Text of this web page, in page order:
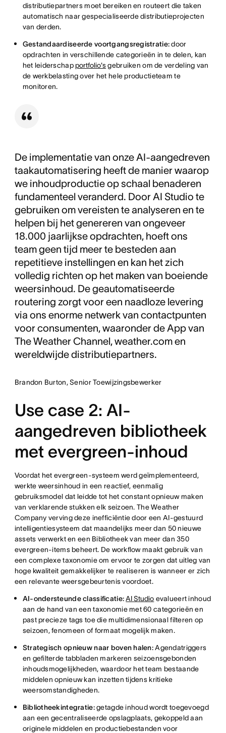
distributiepartners moet bereiken en routeert die taken
automatisch naar gespecialiseerde distributieprojecten
van derden.
Gestandaardiseerde voortgangsregistratie:door
opdrachten in verschillende categorieën in te delen, kan
het leiderschapportfolio'sgebruiken om de verdeling van
de werkbelasting over het hele productieteam te
monitoren.
De implementatie van onze AI-aangedreven
taakautomatisering heeft de manier waarop
we inhoudproductie op schaal benaderen
fundamenteel veranderd. Door AI Studio te
gebruiken om vereisten te analyseren en te
helpen bij het genereren van ongeveer
18.000 jaarlijkse opdrachten, hoeft ons
team geen tijd meer te besteden aan
repetitieve instellingen en kan het zich
volledig richten op het maken van boeiende
weersinhoud. De geautomatiseerde
routering zorgt voor een naadloze levering
via ons enorme netwerk van contactpunten
voor consumenten, waaronder de App van
The Weather Channel, weather.com en
wereldwijde distributiepartners.
Brandon Burton, Senior Toewijzingsbewerker
Use case 2: AI-
aangedreven bibliotheek
met evergreen-inhoud
Voordat het evergreen-systeem werd geïmplementeerd,
werkte weersinhoud in een reactief, eenmalig
gebruiksmodel dat leidde tot het constant opnieuw maken
van verklarende stukken elk seizoen. The Weather
Company verving deze inefficiëntie door een AI-gestuurd
intelligentiesysteem dat maandelijks meer dan 50 nieuwe
assets verwerkt en een Bibliotheek van meer dan 350
evergreen-items beheert. De workflow maakt gebruik van
een complexe taxonomie om ervoor te zorgen dat uitleg van
hoge kwaliteit gemakkelijker te realiseren is wanneer er zich
een relevante weersgebeurtenis voordoet.
AI-ondersteunde classificatie:AI Studio evalueert inhoud
aan de hand van een taxonomie met 60 categorieën en
past precieze tags toe die multidimensionaal filteren op
seizoen, fenomeen of formaat mogelijk maken.
Strategisch opnieuw naar boven halen:Agendatriggers
en gefilterde tabbladen markeren seizoensgebonden
inhoudsmogelijkheden, waardoor het team bestaande
middelen opnieuw kan inzetten tijdens kritieke
weersomstandigheden.
Bibliotheekintegratie:getagde inhoud wordt toegevoegd
aan een gecentraliseerde opslagplaats, gekoppeld aan
originele middelen en productiebestanden voor